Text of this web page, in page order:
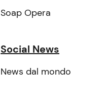
Soap Opera
Social News
News dal mondo